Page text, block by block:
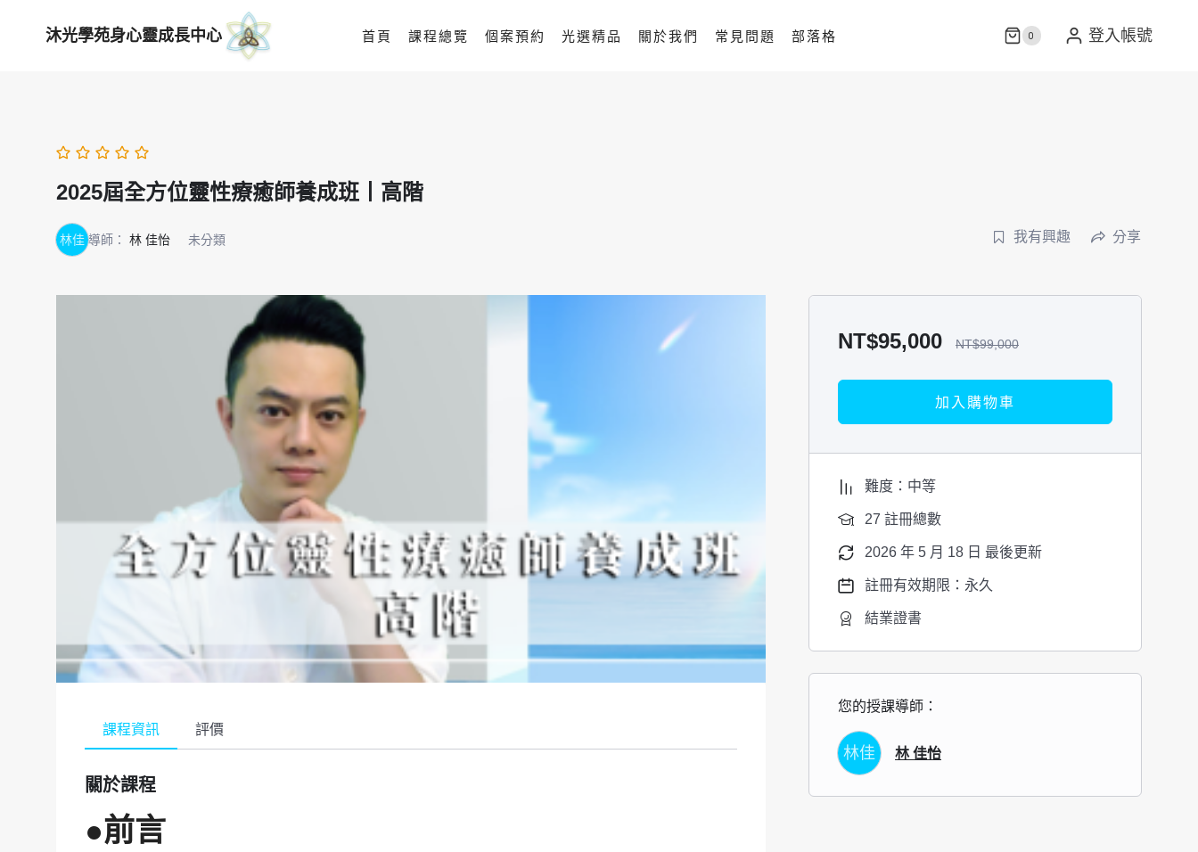
沐光學苑身心靈成長中心 首頁 課程總覽 個案預約 光選精品 關於我們 常見問題 部落格 0 登入帳號
2025屆全方位靈性療癒師養成班丨高階
林佳 導師： 林 佳怡 未分類 我有興趣 分享
課程資訊 評價
關於課程
●前言
NT$95,000 NT$99,000
加入購物車
難度：中等
27 註冊總數
2026 年 5 月 18 日 最後更新
註冊有效期限：永久
結業證書
您的授課導師：
林佳 林 佳怡